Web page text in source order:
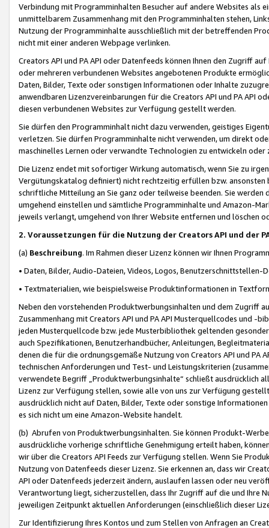
Verbindung mit Programminhalten Besucher auf andere Websites als
unmittelbarem Zusammenhang mit den Programminhalten stehen,
Nutzung der Programminhalte ausschließlich mit der betreffenden
nicht mit einer anderen Webpage verlinken.
Creators API und PA API oder Datenfeeds können Ihnen den Zugriff
oder mehreren verbundenen Websites angebotenen Produkte
Daten, Bilder, Texte oder sonstigen Informationen oder Inhalte
anwendbaren Lizenzvereinbarungen für die Creators API und PA API
diesen verbundenen Websites zur Verfügung gestellt werden.
Sie dürfen den Programminhalt nicht dazu verwenden, geistiges
verletzen. Sie dürfen Programminhalte nicht verwenden, um direkt
maschinelles Lernen oder verwandte Technologien zu entwickeln
Die Lizenz endet mit sofortiger Wirkung automatisch, wenn Sie zu
Vergütungskatalog definiert) nicht rechtzeitig erfüllen bzw. ansonsten
schriftliche Mitteilung an Sie ganz oder teilweise beenden. Sie werden
umgehend einstellen und sämtliche Programminhalte und Amazon-
jeweils verlangt, umgehend von Ihrer Website entfernen und löschen
2. Voraussetzungen für die Nutzung der Creators API und der
(a) Beschreibung. Im Rahmen dieser Lizenz können wir Ihnen
• Daten, Bilder, Audio-Dateien, Videos, Logos, Benutzerschnittstellen-
• Textmaterialien, wie beispielsweise Produktinformationen in
Neben den vorstehenden Produktwerbungsinhalten und dem Zugriff
Zusammenhang mit Creators API und PA API Musterquellcodes und
jeden Musterquellcode bzw. jede Musterbibliothek geltenden
auch Spezifikationen, Benutzerhandbücher, Anleitungen,
denen die für die ordnungsgemäße Nutzung von Creators API und PA
technischen Anforderungen und Test- und Leistungskriterien
verwendete Begriff „Produktwerbungsinhalte“ schließt ausdrücklich
Lizenz zur Verfügung stellen, sowie alle von uns zur Verfügung
ausdrücklich nicht auf Daten, Bilder, Texte oder sonstige
es sich nicht um eine Amazon-Website handelt.
(b) Abrufen von Produktwerbungsinhalten. Sie können Produkt-
ausdrückliche vorherige schriftliche Genehmigung erteilt haben,
wir über die Creators API Feeds zur Verfügung stellen. Wenn Sie
Nutzung von Datenfeeds dieser Lizenz. Sie erkennen an, dass wir
API oder Datenfeeds jederzeit ändern, auslaufen lassen oder neu
Verantwortung liegt, sicherzustellen, dass Ihr Zugriff auf die und Ihre
jeweiligen Zeitpunkt aktuellen Anforderungen (einschließlich dieser
Zur Identifizierung Ihres Kontos und zum Stellen von Anfragen an